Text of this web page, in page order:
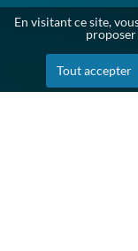
En visitant ce site,
proposer
Tout accepter